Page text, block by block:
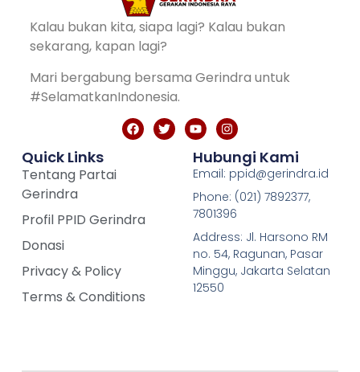
Kalau bukan kita, siapa lagi? Kalau bukan
sekarang, kapan lagi?
Mari bergabung bersama Gerindra untuk
#SelamatkanIndonesia.
Quick Links
Tentang Partai
Gerindra
Profil PPID Gerindra
Donasi
Privacy & Policy
Terms & Conditions
Hubungi Kami
Email: ppid@gerindra.id
Phone: (021) 7892377,
7801396
Address: Jl. Harsono RM
no. 54, Ragunan, Pasar
Minggu, Jakarta Selatan
12550